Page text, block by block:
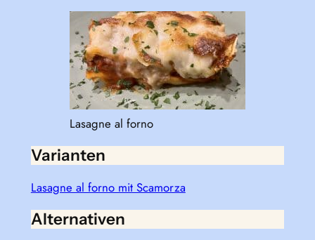
Lasagne al forno
Varianten
Lasagne al forno mit Scamorza
Alternativen